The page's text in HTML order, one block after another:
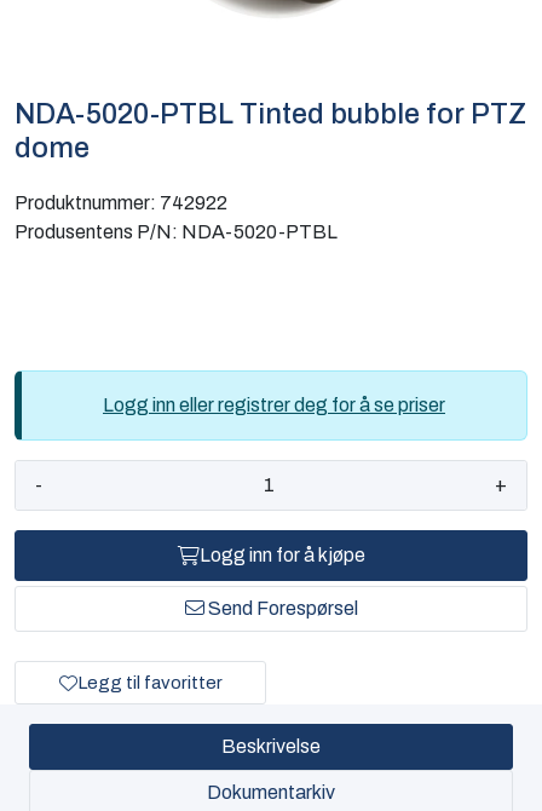
NDA-5020-PTBL Tinted bubble for PTZ
dome
Produktnummer: 742922
Produsentens P/N: NDA-5020-PTBL
Logg inn eller registrer deg for å se priser
- +
Logg inn for å kjøpe
Send Forespørsel
Legg til favoritter
Beskrivelse
Dokumentarkiv
Kurs og eventer
Infosenter